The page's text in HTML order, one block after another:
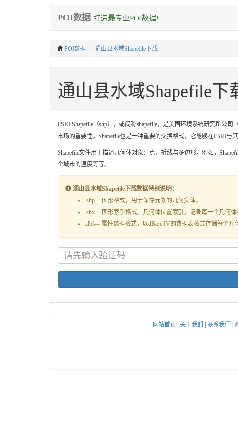
POI数据 打造最专业POI数据!
POI数据 通山县水域Shapefile下载
通山县水域Shapefile下
ESRI Shapefile（shp），或简称shapefile，是美国环境系统研究所公
市场的重要性。Shapefile也是一种重要的交换格式，它能够在ESRI与
Shapefile文件用于描述几何体对象：点，折线与多边形。例如，
个城市的温度等等。
通山县水域Shapefile下载数据特别说明：
.shp— 图形格式，用于保存元素的几何实体。
.shx— 图形索引格式。几何体位置索引，记录每一个几何
.dbf— 属性数据格式，以dBase IV的数据表格式存储每个几
网站首页 关于我们 联系我们